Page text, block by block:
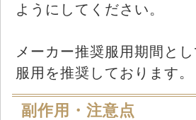
ようにしてください。
メーカー推奨服用期間と
服用を推奨しております。
副作用・注意点